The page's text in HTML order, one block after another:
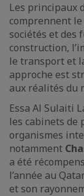
Les principaux
comprennent
sociétés et des
construction,
le transport et
approche est
aux réalités du
Essa Al Sulaiti
les cabinets de
organismes
notamment
a été
l’année au
et son